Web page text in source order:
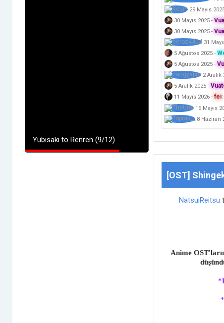
29 Mayıs
30 Mayıs 2025 -
30 Mayıs 2025 -
31
5 Ağustos 2025 -
5 Ağustos 2025 -
2 Aralık
5 Aralık 2025 -
11 Mayıs 2026 - fei:
16 Mayıs
8 Haziran
[OST]
NatsuiReitsu
Anime
Yubisaki to Renren (9/12)